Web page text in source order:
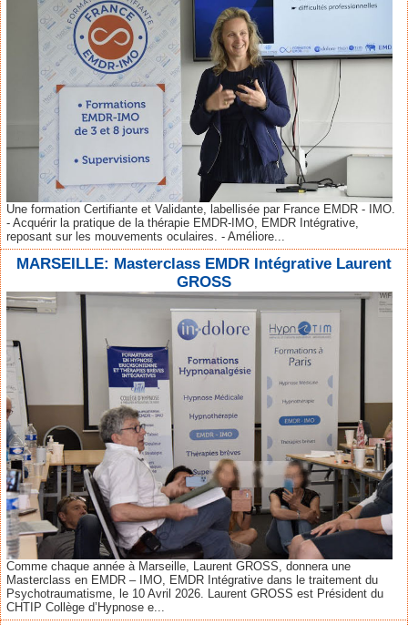
Une formation Certifiante et Validante, labellisée par France EMDR - IMO.
- Acquérir la pratique de la thérapie EMDR-IMO, EMDR Intégrative,
reposant sur les mouvements oculaires. - Améliore...
MARSEILLE: Masterclass EMDR Intégrative Laurent
GROSS
Comme chaque année à Marseille, Laurent GROSS, donnera une
Masterclass en EMDR – IMO, EMDR Intégrative dans le traitement du
Psychotraumatisme, le 10 Avril 2026. Laurent GROSS est Président du
CHTIP Collège d’Hypnose e...